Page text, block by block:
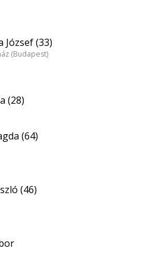
József (33)
(Budapest)
(28)
(64)
(46)